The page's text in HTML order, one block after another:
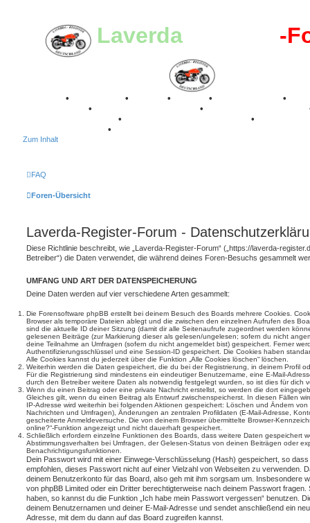
Laverda-Register -
• • • •
•
• •
• •
•
Zum Inhalt
FAQ
Foren-Übersicht
Laverda-Register-Forum -
Diese Richtlinie beschreibt, wie „Laverda-Register-Forum“ („https://laverda-
Betreiber“) die Daten verwendet, die während deines Foren-Besuchs gesammelt
UMFANG UND ART DER DATENSPEICHERUNG
Deine Daten werden auf vier verschiedene Arten gesammelt:
Die Forensoftware phpBB erstellt bei deinem Besuch des Boards mehrere Cookies.
Browser als temporäre Dateien ablegt und die zwischen den einzelnen Aufrufen des
sind die aktuelle ID deiner Sitzung (damit dir alle Seitenaufrufe zugeordnet werden
gelesenen Beiträge (zur Markierung dieser als gelesen/ungelesen; sofern du nicht
deine Teilnahme an Umfragen (sofern du nicht angemeldet bist) gespeichert. Ferner
Authentifizierungsschlüssel und eine Session-ID gespeichert. Die Cookies haben
Alle Cookies kannst du jederzeit über die Funktion „Alle Cookies löschen“ löschen.
Weiterhin werden die Daten gespeichert, die du bei der Registrierung, in deinem Profil
Für die Registrierung sind mindestens ein eindeutiger Benutzername, eine E-Mail-
durch den Betreiber weitere Daten als notwendig festgelegt wurden, so ist dies für dich
Wenn du einen Beitrag oder eine private Nachricht erstellst, so werden die dort
Gleiches gilt, wenn du einen Beitrag als Entwurf zwischenspeicherst. In diesen Fällen
IP-Adresse wird weiterhin bei folgenden Aktionen gespeichert: Löschen und Ändern
Nachrichten und Umfragen), Änderungen an zentralen Profildaten (E-Mail-Adresse,
gescheiterte Anmeldeversuche. Die von deinem Browser übermittelte Browser-
online?“-Funktion angezeigt und nicht dauerhaft gespeichert.
Schließlich erfordern einzelne Funktionen des Boards, dass weitere Daten gespeichert
Abstimmungsverhalten bei Umfragen, der Gelesen-Status von deinen Beiträgen oder
Benachrichtigungsfunktionen.
Dein Passwort wird mit einer Einwege-Verschlüsselung (Hash) gespeichert, so
empfohlen, dieses Passwort nicht auf einer Vielzahl von Webseiten zu verwenden.
deinem Benutzerkonto für das Board, also geh mit ihm sorgsam um. Insbesondere
von phpBB Limited oder ein Dritter berechtigterweise nach deinem Passwort
haben, so kannst du die Funktion „Ich habe mein Passwort vergessen“ benutzen.
deinem Benutzernamen und deiner E-Mail-Adresse und sendet anschließend ein
Adresse, mit dem du dann auf das Board zugreifen kannst.